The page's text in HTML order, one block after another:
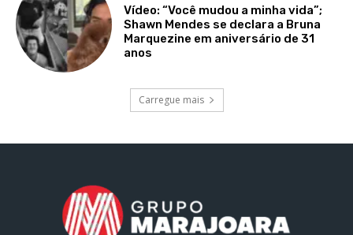
Vídeo: “Você mudou a minha vida”;
Shawn Mendes se declara a Bruna
Marquezine em aniversário de 31
anos
Carregue mais